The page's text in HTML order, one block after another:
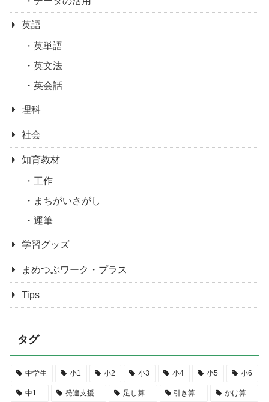
英語
英単語
英文法
英会話
理科
社会
知育教材
工作
まちがいさがし
運筆
学習グッズ
まめつぶワーク・プラス
Tips
タグ
中学生 小1 小2 小3 小4 小5 小6
中1 発達支援 足し算 引き算 かけ算